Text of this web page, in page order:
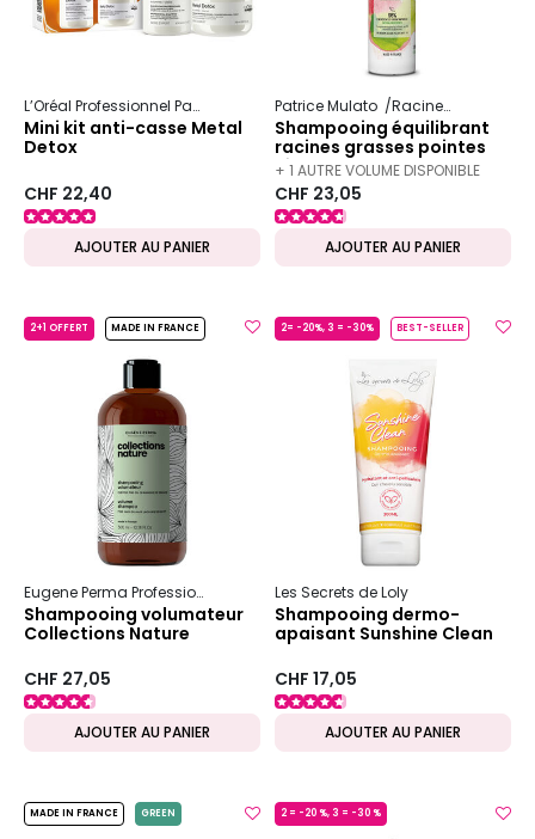
L’Oréal Professionnel Paris Serie Expert Metal Detox
Mini kit anti-casse Metal
Detox
CHF 22,40
AJOUTER AU PANIER
Patrice Mulato Racines grasses pointes sèches
Shampooing équilibrant
racines grasses pointes
sèches 200ml
+ 1 AUTRE VOLUME DISPONIBLE
CHF 23,05
AJOUTER AU PANIER
2+1 OFFERT MADE IN FRANCE
Eugene Perma Professionnel Collections Nature Volume
Shampooing volumateur
Collections Nature
CHF 27,05
AJOUTER AU PANIER
2= -20%, 3 = -30% BEST-SELLER
Les Secrets de Loly
Shampooing dermo-
apaisant Sunshine Clean
CHF 17,05
AJOUTER AU PANIER
MADE IN FRANCE GREEN 2 = -20 %, 3 = -30 %